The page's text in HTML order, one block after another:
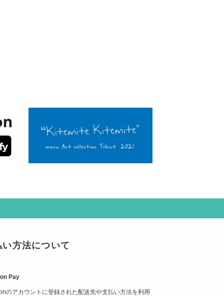
方法について
Pay
のアカウントに登録された配送先や支払い方法を利用